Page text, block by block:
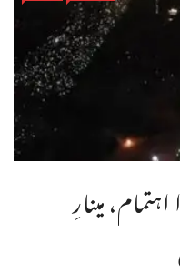
مینارِ